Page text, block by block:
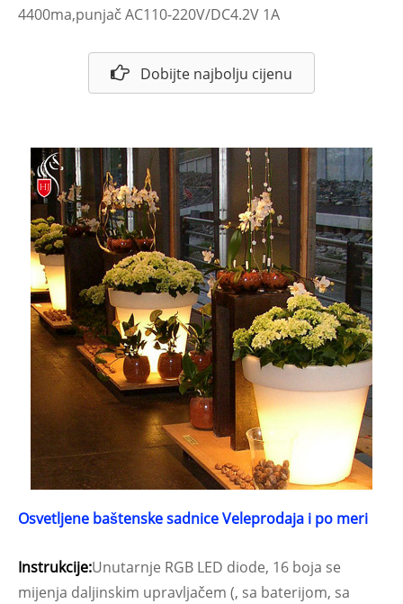
4400ma,punjač AC110-220V/DC4.2V 1A
Dobijte najbolju cijenu
Osvetljene baštenske sadnice Veleprodaja i po meri
Instrukcije:Unutarnje RGB LED diode, 16 boja se
mijenja daljinskim upravljačem (, sa baterijom, sa